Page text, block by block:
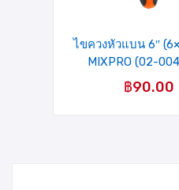
ไขควงหัวแบน 6″
MIXPRO (02-
฿90.00